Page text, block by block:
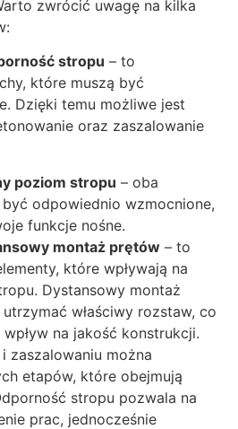
zwrócić uwagę na kilka
stropu – to
które muszą być
Dzięki temu możliwe jest
oraz zaszalowanie
poziom stropu – oba
odpowiednio wzmocnione,
funkcje nośne.
montaż prętów – to
które wpływają na
Dystansowy montaż
właściwy rozstaw, co
na jakość konstrukcji.
zaszalowaniu można
etapów, które obejmują
stropu pozwala na
prac, jednocześnie